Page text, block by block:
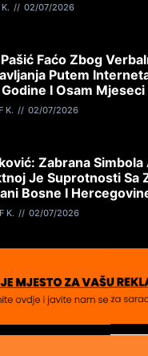
02/07/2026
Faćo Zbog
Putem
I Osam
K. 02/07/2026
Zabrana Simbola
Je Suprotnosti Sa
Bosne I
K. 02/07/2026